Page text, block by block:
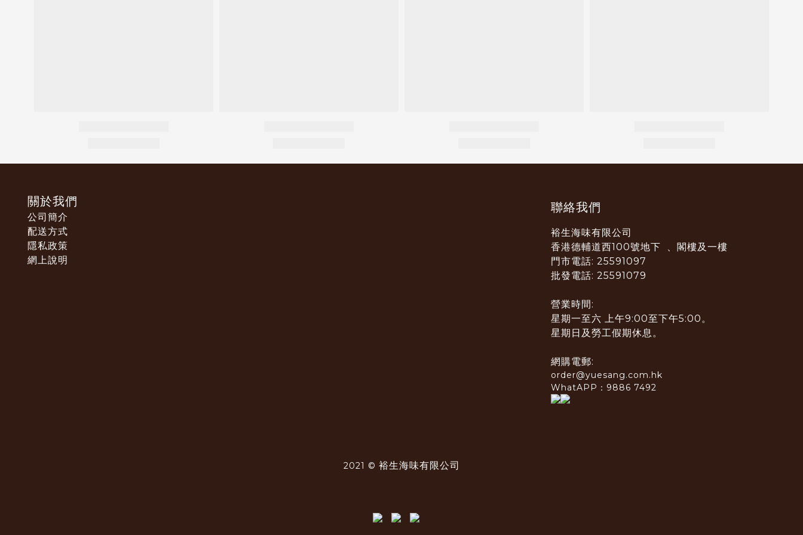
關於我們
公司簡介
配送方式
隱私政策
網上說明
聯絡我們
裕生海味有限公司
香港德輔道西100號地下 、閣樓及一樓
門市電話: 25591097
批發電話: 25591079
營業時間:
星期一至六 上午9:00至下午5:00。
星期日及勞工假期休息。
網購電郵:
order@yuesang.com.hk
WhatAPP：9886 7492
2021 © 裕生海味有限公司